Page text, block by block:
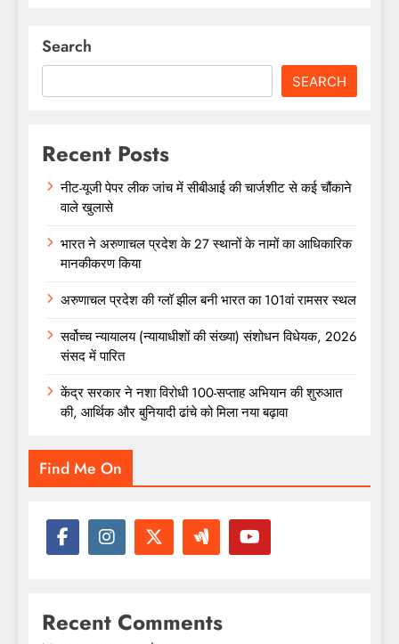
Search
SEARCH
Recent Posts
नीट-यूजी पेपर लीक जांच में सीबीआई की चार्जशीट से कई चौंकाने
वाले खुलासे
भारत ने अरुणाचल प्रदेश के 27 स्थानों के नामों का आधिकारिक
मानकीकरण किया
अरुणाचल प्रदेश की ग्लॉ झील बनी भारत का 101वां रामसर स्थल
सर्वोच्च न्यायालय (न्यायाधीशों की संख्या) संशोधन विधेयक, 2026
संसद में पारित
केंद्र सरकार ने नशा विरोधी 100-सप्ताह अभियान की शुरुआत
की, आर्थिक और बुनियादी ढांचे को मिला नया बढ़ावा
Find Me On
Recent Comments